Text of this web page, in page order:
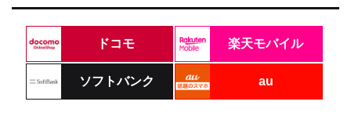
ドコモ 楽天モバイル
ソフトバンク au